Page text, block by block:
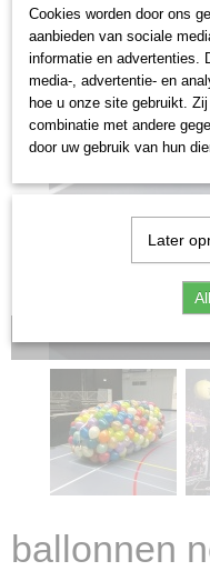
ballonnen
Cookies worden door ons
aanbieden van sociale
informatie en advertenties.
media-, advertentie- en
hoe u onze site gebruikt.
combinatie met andere
door uw gebruik van hun
Later